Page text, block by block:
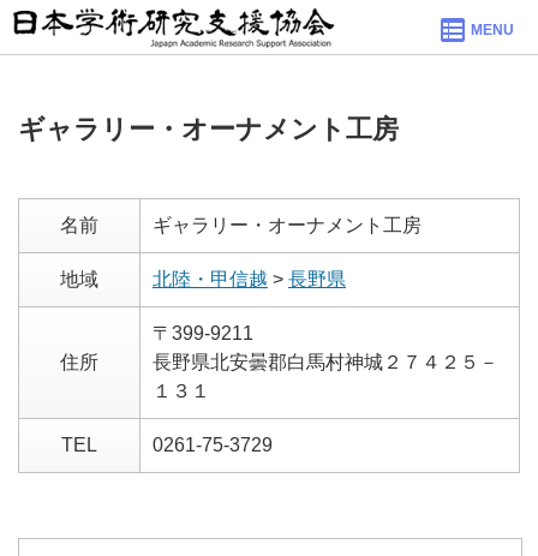
MENU
ギャラリー・オーナメント工房
名前 ギャラリー・オーナメント工房
地域 北陸・甲信越 > 長野県
住所
〒399-9211
長野県北安曇郡白馬村神城２７４２５－
１３１
TEL 0261-75-3729